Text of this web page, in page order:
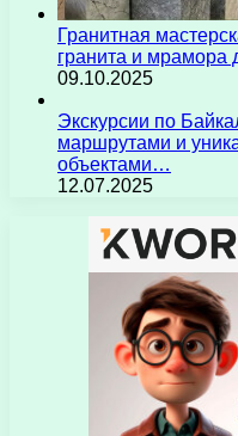
Гранитная
гранита и мрамора
09.10.2025
Экскурсии по
маршрутами и
объектами…
12.07.2025